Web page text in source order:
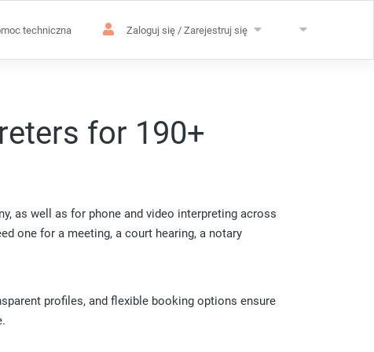
techniczna Zaloguj się / Zarejestruj się
for 190+
as well as for phone and video interpreting across
one for a meeting, a court hearing, a notary
profiles, and flexible booking options ensure